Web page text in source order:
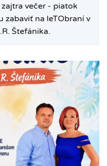
večer - piatok
zabaviť na leTObraní v
Štefánika.